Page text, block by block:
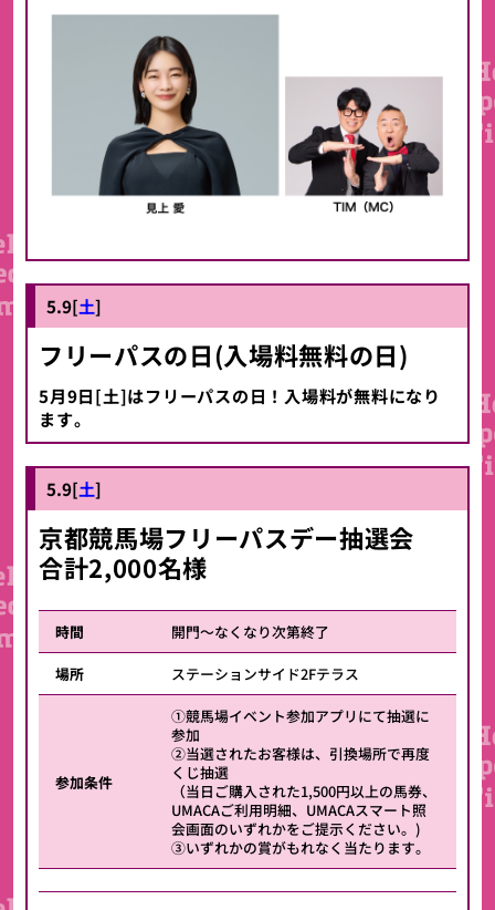
5.9[土]
フリーパスの日(入場料無料の日)
5月9日[土]はフリーパスの日！入場料が無料になり
ます。
5.9[土]
京都競馬場フリーパスデー抽選会
合計2,000名様
時間
開門～なくなり次第終了
場所
ステーションサイド2Fテラス
参加条件
①競馬場イベント参加アプリにて抽選に
参加
②当選されたお客様は、引換場所で再度
くじ抽選
（当日ご購入された1,500円以上の馬券、
UMACAご利用明細、UMACAスマート照
会画面のいずれかをご提示ください。)
③いずれかの賞がもれなく当たります。